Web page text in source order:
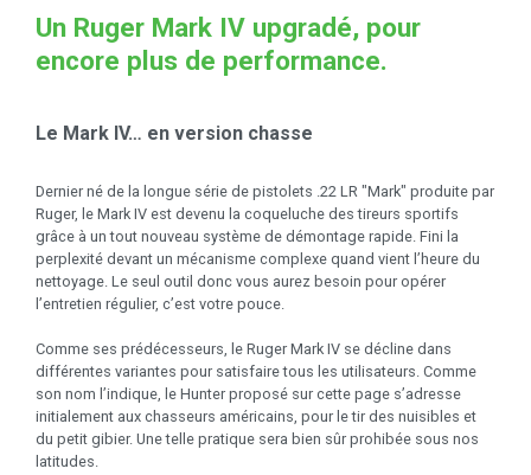
Un Ruger Mark IV upgradé, pour
encore plus de performance.
Le Mark IV… en version chasse
Dernier né de la longue série de pistolets .22 LR "Mark" produite par
Ruger, le Mark IV est devenu la coqueluche des tireurs sportifs
grâce à un tout nouveau système de démontage rapide. Fini la
perplexité devant un mécanisme complexe quand vient l’heure du
nettoyage. Le seul outil donc vous aurez besoin pour opérer
l’entretien régulier, c’est votre pouce.
Comme ses prédécesseurs, le Ruger Mark IV se décline dans
différentes variantes pour satisfaire tous les utilisateurs. Comme
son nom l’indique, le Hunter proposé sur cette page s’adresse
initialement aux chasseurs américains, pour le tir des nuisibles et
du petit gibier. Une telle pratique sera bien sûr prohibée sous nos
latitudes.